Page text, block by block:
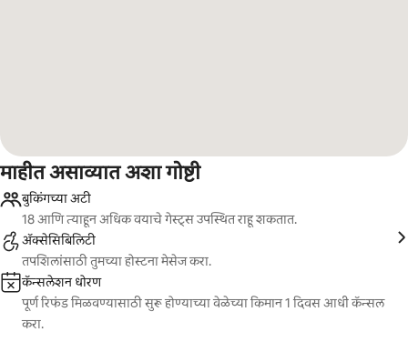
माहीत असाव्यात अशा गोष्टी
बुकिंगच्या अटी
18 आणि त्याहून अधिक वयाचे गेस्ट्स उपस्थित राहू शकतात.
ॲक्सेसिबिलिटी
तपशिलांसाठी तुमच्या होस्टना मेसेज करा.
कॅन्सलेशन धोरण
पूर्ण रिफंड मिळवण्यासाठी सुरू होण्याच्या वेळेच्या किमान 1 दिवस आधी कॅन्सल
करा.